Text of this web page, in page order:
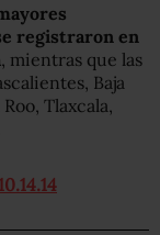
registraron en
, mientras que las
Baja
Tlaxcala,